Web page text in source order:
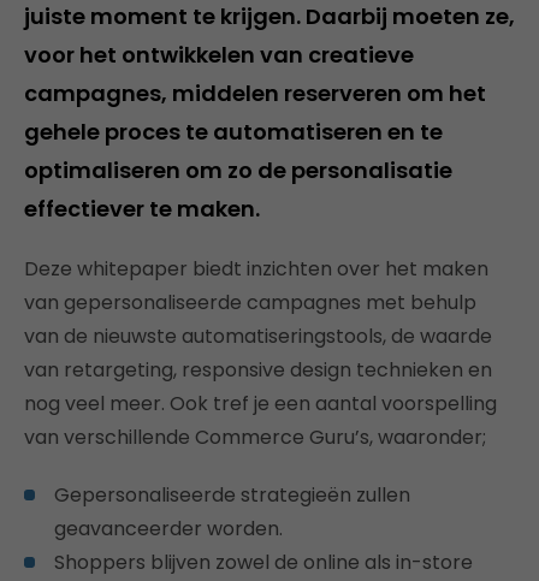
juiste moment te krijgen. Daarbij moeten ze,
voor het ontwikkelen van creatieve
campagnes, middelen reserveren om het
gehele proces te automatiseren en te
optimaliseren om zo de personalisatie
effectiever te maken.
Deze whitepaper biedt inzichten over het maken
van gepersonaliseerde campagnes met behulp
van de nieuwste automatiseringstools, de waarde
van retargeting, responsive design technieken en
nog veel meer. Ook tref je een aantal voorspelling
van verschillende Commerce Guru’s, waaronder;
Gepersonaliseerde strategieën zullen
geavanceerder worden.
Shoppers blijven zowel de online als in-store